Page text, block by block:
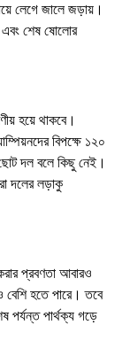
লেগে জালে জড়ায়।
এবং শেষ ষোলোর
হয়ে থাকবে।
বিপক্ষে ১২০
দল বলে কিছু নেই।
দলের লড়াকু
প্রবণতা আবারও
হতে পারে। তবে
পর্যন্ত পার্থক্য গড়ে